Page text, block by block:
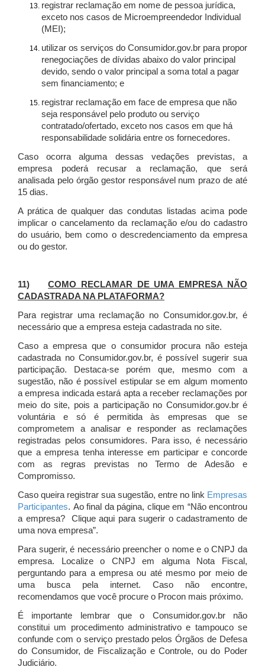
registrar reclamação em nome de pessoa jurídica,
exceto nos casos de Microempreendedor Individual
(MEI);
utilizar os serviços do Consumidor.gov.br para propor
renegociações de dívidas abaixo do valor principal
devido, sendo o valor principal a soma total a pagar
sem financiamento; e
registrar reclamação em face de empresa que não
seja responsável pelo produto ou serviço
contratado/ofertado, exceto nos casos em que há
responsabilidade solidária entre os fornecedores.
Caso ocorra alguma dessas vedações previstas, a
empresa poderá recusar a reclamação, que será
analisada pelo órgão gestor responsável num prazo de até
15 dias.
A prática de qualquer das condutas listadas acima pode
implicar o cancelamento da reclamação e/ou do cadastro
do usuário, bem como o descredenciamento da empresa
ou do gestor.
11)COMO RECLAMAR DE UMA EMPRESA NÃO
CADASTRADA NA PLATAFORMA?
Para registrar uma reclamação no Consumidor.gov.br, é
necessário que a empresa esteja cadastrada no site.
Caso a empresa que o consumidor procura não esteja
cadastrada no Consumidor.gov.br, é possível sugerir sua
participação. Destaca-se porém que, mesmo com a
sugestão, não é possível estipular se em algum momento
a empresa indicada estará apta a receber reclamações por
meio do site, pois a participação no Consumidor.gov.br é
voluntária e só é permitida às empresas que se
comprometem a analisar e responder as reclamações
registradas pelos consumidores. Para isso, é necessário
que a empresa tenha interesse em participar e concorde
com as regras previstas no Termo de Adesão e
Compromisso.
Caso queira registrar sua sugestão, entre no link Empresas
Participantes. Ao final da página, clique em “Não encontrou
a empresa? Clique aqui para sugerir o cadastramento de
uma nova empresa”.
Para sugerir, é necessário preencher o nome e o CNPJ da
empresa. Localize o CNPJ em alguma Nota Fiscal,
perguntando para a empresa ou até mesmo por meio de
uma busca pela internet. Caso não encontre,
recomendamos que você procure o Procon mais próximo.
É importante lembrar que o Consumidor.gov.br não
constitui um procedimento administrativo e tampouco se
confunde com o serviço prestado pelos Órgãos de Defesa
do Consumidor, de Fiscalização e Controle, ou do Poder
Judiciário.